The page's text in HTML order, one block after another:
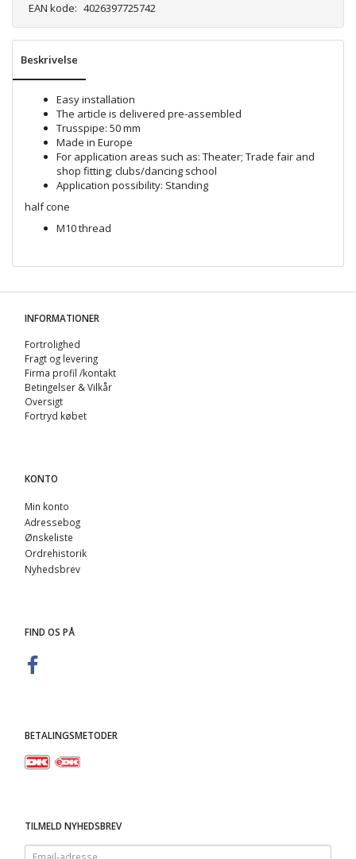
EAN kode: 4026397725742
Beskrivelse
Easy installation
The article is delivered pre-assembled
Trusspipe: 50 mm
Made in Europe
For application areas such as: Theater; Trade fair and
shop fitting; clubs/dancing school
Application possibility: Standing
half cone
M10 thread
INFORMATIONER
Fortrolighed
Fragt og levering
Firma profil /kontakt
Betingelser & Vilkår
Oversigt
Fortryd købet
KONTO
Min konto
Adressebog
Ønskeliste
Ordrehistorik
Nyhedsbrev
FIND OS PÅ
BETALINGSMETODER
TILMELD NYHEDSBREV
Email-